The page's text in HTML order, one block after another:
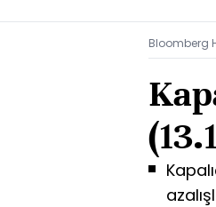
Bloomberg